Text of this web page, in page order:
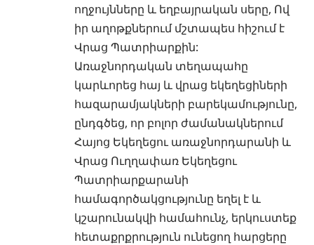
ողջույնները և եղբայրական սերը, Ով
իր աղոթքներում մշտապես հիշում է
Վրաց Պատրիարքին:
Առաջնորդական տեղապահը
կարևորեց հայ և վրաց եկեղեցիների
հազարամյակների բարեկամությունը,
ընդգծեց, որ բոլոր ժամանակներում
Հայոց Եկեղեցու առաջնորդարանի և
Վրաց Ուղղափառ Եկեղեցու
Պատրիարքարանի
համագործակցությունը եղել է և
կշարունակվի համահունչ, երկուստեք
հետաքրքրություն ունեցող հարցերը